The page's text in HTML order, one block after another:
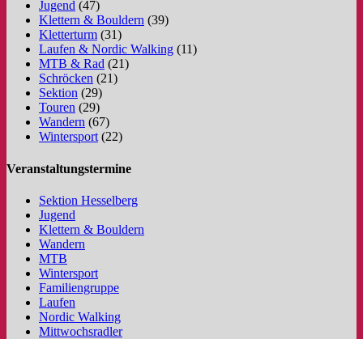
Jugend (47)
Klettern & Bouldern (39)
Kletterturm (31)
Laufen & Nordic Walking (11)
MTB & Rad (21)
Schröcken (21)
Sektion (29)
Touren (29)
Wandern (67)
Wintersport (22)
Veranstaltungstermine
Sektion Hesselberg
Jugend
Klettern & Bouldern
Wandern
MTB
Wintersport
Familiengruppe
Laufen
Nordic Walking
Mittwochsradler